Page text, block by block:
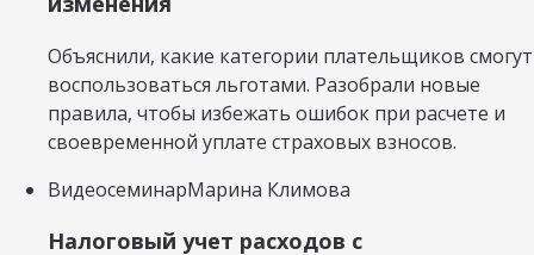
Объяснили, какие категории плательщиков смогут
воспользоваться льготами. Разобрали новые
правила, чтобы избежать ошибок при расчете и
своевременной уплате страховых взносов.
ВидеосеминарМарина Климова
Налоговый учет расходов с